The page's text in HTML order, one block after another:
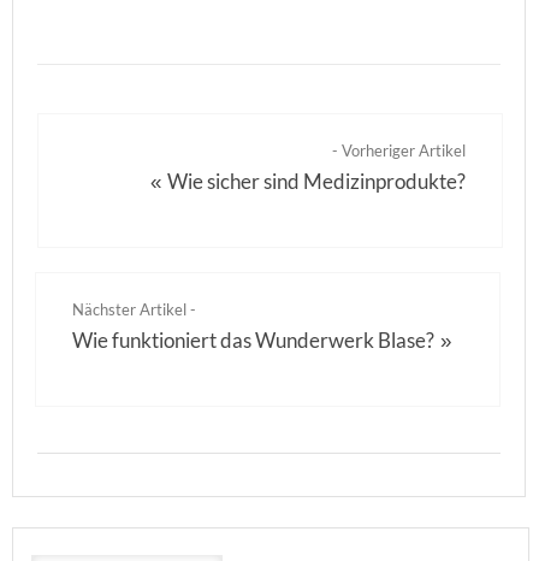
- Vorheriger Artikel
«Wie sicher sind Medizinprodukte?
Nächster Artikel -
Wie funktioniert das Wunderwerk Blase? »